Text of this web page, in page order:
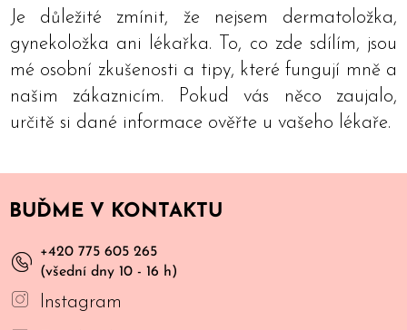
Je důležité zmínit, že nejsem dermatoložka,
gynekoložka ani lékařka. To, co zde sdílím, jsou
mé osobní zkušenosti a tipy, které fungují mně a
našim zákaznicím. Pokud vás něco zaujalo,
určitě si dané informace ověřte u vašeho lékaře.
BUĎME V KONTAKTU
+420 775 605 265
(všední dny 10 - 16 h)
Instagram